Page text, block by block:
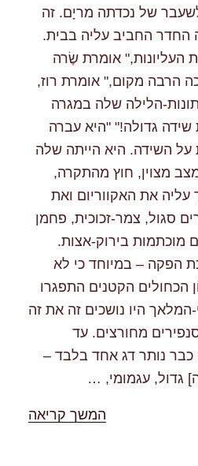
של נכדתה מריָם. זה
החדר החביב עליה בבית.
העליונות," אומרת שֶׂרה
הרבה מקום," אומרת רוז,
הלילה שלה במגרה
שידה גדולה!" "היא עברה
השידה. היא הייתה שלה
מצוין, חוץ מהתקרה,
עליה את האקווריום ואת
סגול, צמר-זכוכית, פחמן
מוכתמות בירוק-אצות.
הפקה – במיוחד כי לא
הכחולים הקטנים התפגרו
המלאך היו נושכים זה את זה
מחורצים. עד
נותר דג אחד בלבד –
גדול, עגמומי, …
המשך קריאה